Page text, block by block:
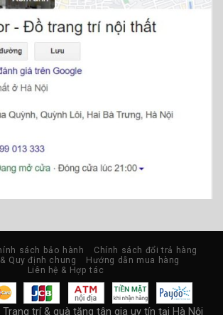
sách bảo hành
Chính sách đổi trả hàng
Quy định chung
Hướng dẫn mua hàng
Liên hệ & Hợp tác
trí & quà tặng tân gia uy tín tại Hà Nội